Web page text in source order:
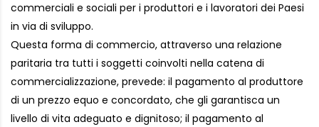
commerciali e sociali per i produttori e i lavoratori dei Paesi
in via di sviluppo.
Questa forma di commercio, attraverso una relazione
paritaria tra tutti i soggetti coinvolti nella catena di
commercializzazione, prevede: il pagamento al produttore
di un prezzo equo e concordato, che gli garantisca un
livello di vita adeguato e dignitoso; il pagamento al